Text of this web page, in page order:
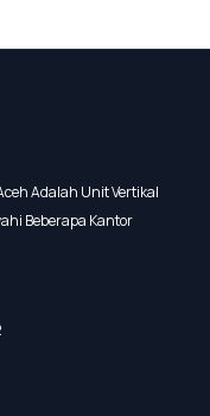
Adalah Unit Vertikal
Beberapa Kantor